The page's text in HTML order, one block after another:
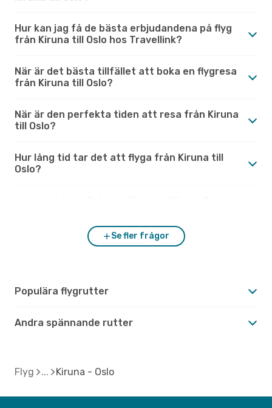
Hur kan jag få de bästa erbjudandena på flyg
från Kiruna till Oslo hos Travellink?
När är det bästa tillfället att boka en flygresa
från Kiruna till Oslo?
När är den perfekta tiden att resa från Kiruna
till Oslo?
Hur lång tid tar det att flyga från Kiruna till
Oslo?
Se fler frågor
Populära flygrutter
Andra spännande rutter
Flyg Kiruna - Oslo